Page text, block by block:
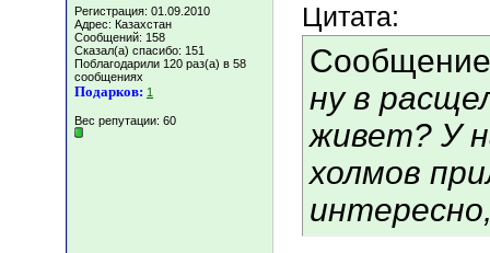
Регистрация: 01.09.2010
Адрес: Казахстан
Сообщений: 158
Сказал(а) спасибо: 151
Поблагодарили 120 раз(а) в 58
сообщениях
Подарков: 1
Вес репутации: 60
Цитата:
ну в
живет? У
холмов